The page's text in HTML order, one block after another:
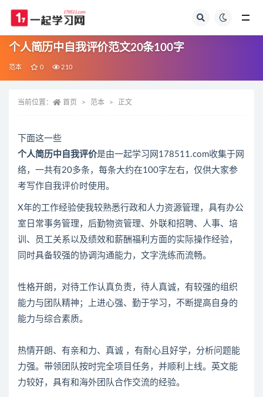
个人简历中自我评价范文20条100字
范本 0 210
当前位置： 首页 范本 正文
下面这一些
个人简历中自我评价是由一起学习网178511.com收集于网
络，一共有20多条，每条大约在100字左右，仅供大家参
考写作自我评价时使用。
X年的工作经验使我较熟悉行政和人力资源管理，具有办公
室日常事务管理，后勤物资管理、外联和招聘、人事、培
训、员工关系以及绩效和薪酬福利方面的实际操作经验，
同时具备较强的协调沟通能力，文字洗练而流畅。
性格开朗，对待工作认真负责，待人真诚，有较强的组织
能力与团队精神；上进心强、勤于学习，不断提高自身的
能力与综合素质。
热情开朗、有亲和力、真诚 ，有耐心且好学，分析问题能
力强。带领团队按时完全项目任务，并顺利上线。英文能
力较好，具有和海外团队合作交流的经验。